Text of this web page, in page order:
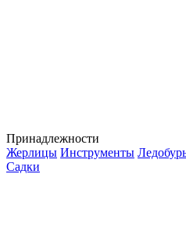
Принадлежности
Жерлицы Инструменты
Садки